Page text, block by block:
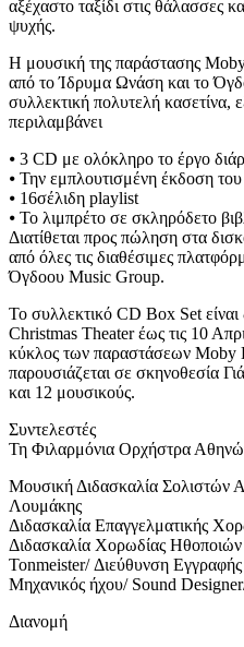
αξέχαστο ταξίδι στις θάλασσες
ψυχής.
Η μουσική της παράστασης
από το Ίδρυμα Ωνάση και το
συλλεκτική πολυτελή κασετίνα,
περιλαμβάνει
⦁ 3 CD με ολόκληρο το έργο
⦁ Την εμπλουτισμένη έκδοση
⦁ 16σέλιδη playlist
⦁ Το λιμπρέτο σε σκληρόδετο
Διατίθεται προς πώληση στα
από όλες τις διαθέσιμες
Όγδοου Music Group.
Το συλλεκτικό CD Box Set
Christmas Theater έως τις 10
κύκλος των παραστάσεων
παρουσιάζεται σε σκηνοθεσία
και 12 μουσικούς.
Συντελεστές
Τη Φιλαρμόνια Ορχήστρα
Μουσική Διδασκαλία Σολιστών
Λουμάκης
Διδασκαλία Επαγγελματικής
Διδασκαλία Χορωδίας
Tonmeister/ Διεύθυνση
Μηχανικός ήχου/ Sound
Διανομή